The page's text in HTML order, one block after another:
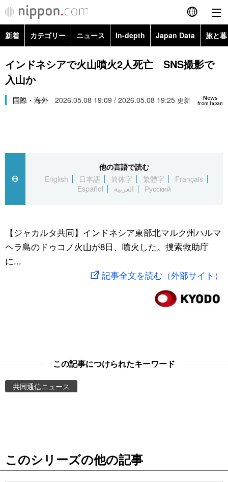
English
简体字
Русский
カテゴリー
経済・ビジネス
国際
文化
トップ
アーカイブ
In-depth
Japan Data
動画/Live
People
新着 カテゴリー ニュース In-depth Japan Data 旅と
政治・外交
経済・ビジネス
スポーツ・東京2020
Topics
インドネシアで火山噴火2人死亡 SNS撮影で
入山か
News
from Japan
国際・海外 2026.05.08 19:09 / 2026.05.08 19:25 更新
他の言語で読む
English
日本語 简体字 繁體字
Français
Español
العربية Русский
【ジャカルタ共同】インドネシア東部北マルク州ハルマ
ヘラ島のドゥコノ火山が8日、噴火した。捜索救助庁
に...
記事全文を読む（外部サイト）
この記事につけられたキーワード
共同通信ニュース
このシリーズの他の記事